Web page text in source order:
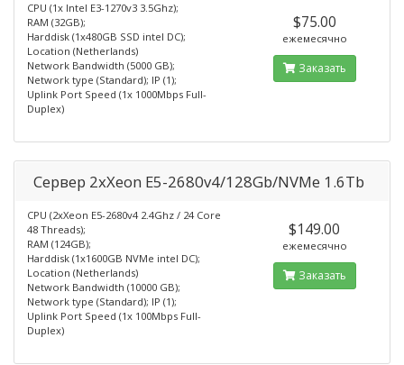
CPU (1x Intel E3-1270v3 3.5Ghz);
RAM (32GB);
Harddisk (1x480GB SSD intel DC);
Location (Netherlands)
Network Bandwidth (5000 GB);
Network type (Standard); IP (1);
Uplink Port Speed (1x 1000Mbps Full-
Duplex)
$75.00
ежемесячно
Заказать
Сервер 2xXeon E5-2680v4/128Gb/NVMe 1.6Tb
CPU (2xXeon E5-2680v4 2.4Ghz / 24 Core
48 Threads);
RAM (124GB);
Harddisk (1x1600GB NVMe intel DC);
Location (Netherlands)
Network Bandwidth (10000 GB);
Network type (Standard); IP (1);
Uplink Port Speed (1x 100Mbps Full-
Duplex)
$149.00
ежемесячно
Заказать